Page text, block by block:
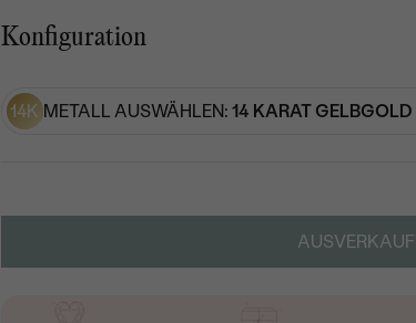
Konfiguration
14K METALL AUSWÄHLEN: 14 KARAT